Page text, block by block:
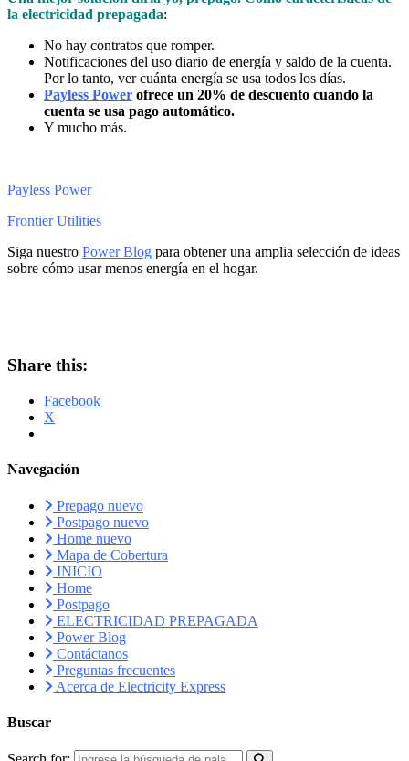
la electricidad prepagada:
No hay contratos que romper.
Notificaciones del uso diario de energía y saldo de la cuenta.
Por lo tanto, ver cuánta energía se usa todos los días.
Payless Power ofrece un 20% de descuento cuando la
cuenta se usa pago automático.
Y mucho más.
Payless Power
Frontier Utilities
Siga nuestro Power Blog para obtener una amplia selección de ideas
sobre cómo usar menos energía en el hogar.
Share this:
Facebook
X
Navegación
Prepago nuevo
Postpago nuevo
Home nuevo
Mapa de Cobertura
INICIO
Home
Postpago
ELECTRICIDAD PREPAGADA
Power Blog
Contáctanos
Preguntas frecuentes
Acerca de Electricity Express
Buscar